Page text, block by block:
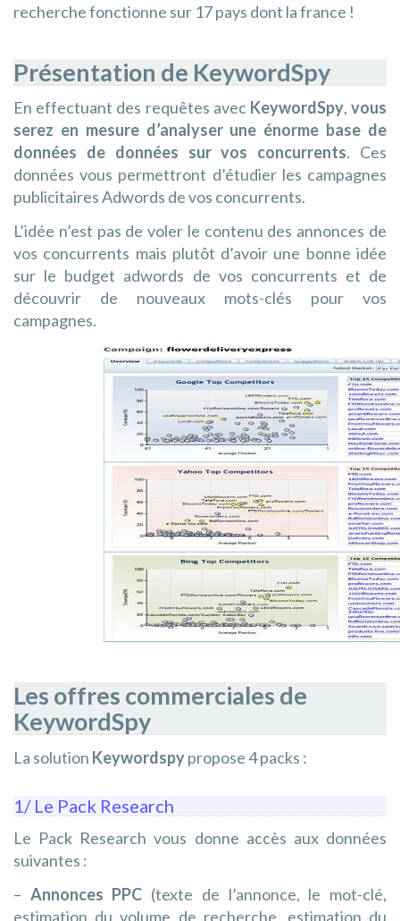
recherche fonctionne sur 17 pays dont la france !
Présentation de KeywordSpy
En effectuant des requêtes avec KeywordSpy,vous
serez en mesure d’analyser une énorme base de
données de données sur vos concurrents. Ces
données vous permettront d’étudier les campagnes
publicitaires Adwords de vos concurrents.
L’idée n’est pas de voler le contenu des annonces de
vos concurrents mais plutôt d’avoir une bonne idée
sur le budget adwords de vos concurrents et de
découvrir de nouveaux mots-clés pour vos
campagnes.
Les offres commerciales de
KeywordSpy
La solution Keywordspypropose 4 packs :
1/ Le Pack Research
Le Pack Research vous donne accès aux données
suivantes :
– Annonces PPC (texte de l’annonce, le mot-clé,
estimation du volume de recherche, estimation du